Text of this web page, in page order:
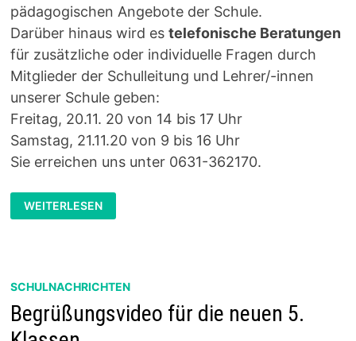
pädagogischen Angebote der Schule.
Darüber hinaus wird estelefonische Beratungen
für zusätzliche oder individuelle Fragen durch
Mitglieder der Schulleitung und Lehrer/-innen
unserer Schule geben:
Freitag, 20.11. 20 von 14 bis 17 Uhr
Samstag, 21.11.20 von 9 bis 16 Uhr
Sie erreichen uns unter 0631-362170.
INFORMATIONSTAG:
ONLINE-
ANGEBOTE
WEITERLESEN
SCHULNACHRICHTEN
Begrüßungsvideo für die neuen 5.